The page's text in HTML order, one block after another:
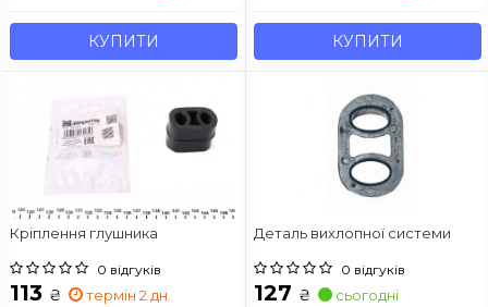
КУПИТИ КУПИТИ
Кріплення глушника
0 відгуків
113 ₴ термін 2 дн.
Деталь вихлопної системи
0 відгуків
127 ₴ сьогодні